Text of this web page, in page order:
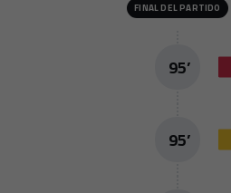
FINAL DEL PARTIDO
95’
95’